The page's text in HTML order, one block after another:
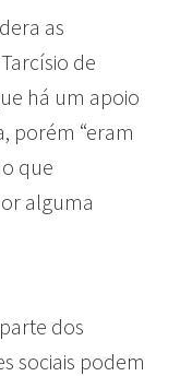
as
de
há um apoio
porém “eram
que
alguma
dos
sociais podem